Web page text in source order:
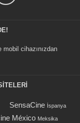
cihazınızdan
SensaCine İspanya
México Meksika